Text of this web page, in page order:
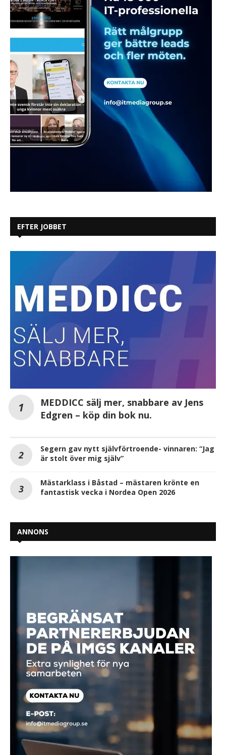
EFTER JOBBET
MEDDICC sälj mer, snabbare av Jens
Edgren – köp din bok nu.
Segern gav nytt självförtroende- vinnaren: “Jag
är stolt över mig själv”
Mästarklass i Båstad – mästaren krönte en
fantastisk vecka i Nordea Open 2026
ANNONS